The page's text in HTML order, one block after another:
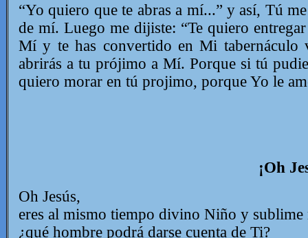
“Yo quiero que te abras a mí...” y así, Tú
de mí. Luego me dijiste: “Te quiero
Mí y te has convertido en Mi tabernáculo
abrirás a tu prójimo a Mí. Porque si tú
quiero morar en tú projimo, porque Yo le
¡Oh
Oh Jesús,
eres al mismo tiempo divino Niño y sublime
¿qué hombre podrá darse cuenta de Ti?